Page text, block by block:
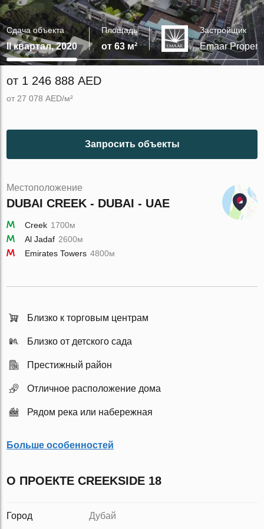
Сдача объекта
II квартал, 2020
Площадь
от 63 м²
Застройщик
Emaar
от 1 246 888 AED
от 27 078 AED/м²
Запросить объекты
Местоположение
DUBAI CREEK - DUBAI - UAE
Creek 1700м
Al Jadaf 2600м
Emirates Towers 4800м
Близко к торговым центрам
Близко от детского сада
Престижный район
Отличное расположение дома
Рядом река или набережная
Больше особенностей
О ПРОЕКТЕ CREEKSIDE 18
Город Дубай